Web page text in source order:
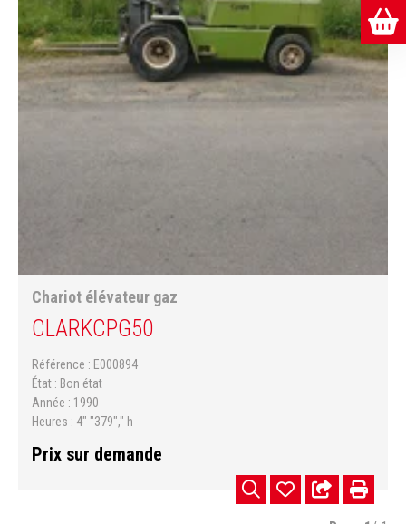
Chariot élévateur gaz
CLARKCPG50
Référence
E000894
État
Bon état
Année
1990
Heures
4" "379"," h
Prix sur demande